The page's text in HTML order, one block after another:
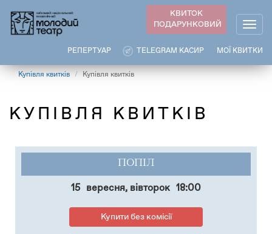
основного
КВИТОК
ПОДАРУНКОВИЙ
МОЇ КВИТКИ
TELEGRAM КАСИР
РЕПЕРТУАР
Купівля квитків Купівля квитків
КУПІВЛЯ КВИТКІВ
ПОПІЛ
15 вересня, вівторок 18:00
Купити без комісії